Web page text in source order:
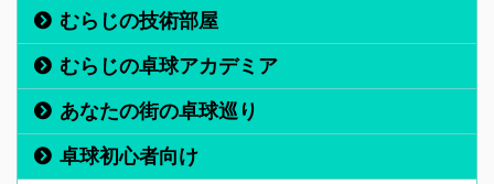
むらじの技術部屋
むらじの卓球アカデミア
あなたの街の卓球巡り
卓球初心者向け